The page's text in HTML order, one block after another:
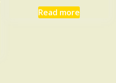
Read more